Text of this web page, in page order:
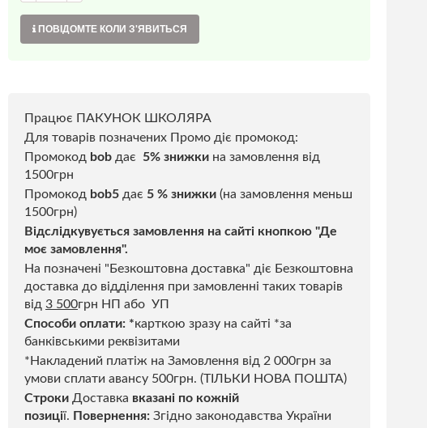
ПОВІДОМТЕ КОЛИ З'ЯВИТЬСЯ
Працює ПАКУНОК ШКОЛЯРА
Для товарів позначених Промо діє промокод:
Промокод bob дає 5% знижки на замовлення від
1500грн
Промокод bob5 дає 5 % знижки (на замовлення меньш
1500грн)
Відслідкувується замовлення на сайті кнопкою "Де
моє замовлення".
На позначені "Безкоштовна доставка" діє Безкоштовна
доставка до відділення при замовленні таких товарів
від 3 500грн НП або УП
Способи оплати: *карткою зразу на сайті *за
банківськими реквізитами
*Накладений платіж на Замовлення від 2 000грн за
умови сплати авансу 500грн. (ТІЛЬКИ НОВА ПОШТА)
Строки Доставка вказані по кожній
позиції. Повернення: Згідно законодавства України